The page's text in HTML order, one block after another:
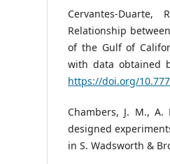
Cervantes-
Relationship
of the Gulf of
with data obtained
https://doi.org/
Chambers, J. M.,
designed
in S. Wadsworth &